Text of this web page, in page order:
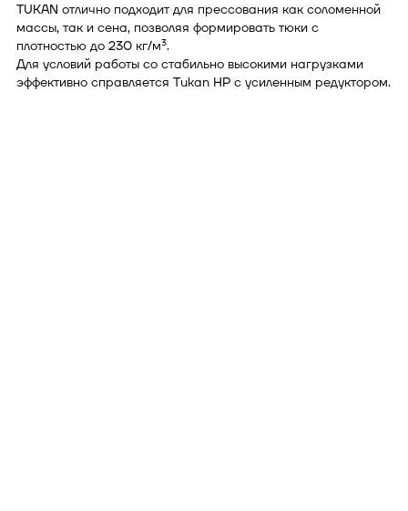
TUKAN отлично подходит для прессования как соломенной
массы, так и сена, позволяя формировать тюки с
плотностью до 230 кг/м3.
Для условий работы со стабильно высокими нагрузками
эффективно справляется Tukan HP с усиленным редуктором.